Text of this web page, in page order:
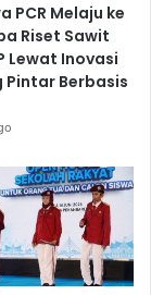
PCR Melaju ke
Riset Sawit
Lewat Inovasi
Pintar Berbasis